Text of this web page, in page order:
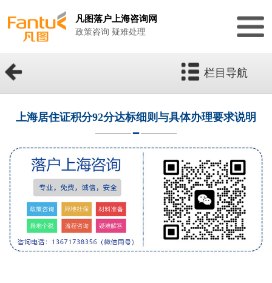
凡图落户上海咨询网
政策咨询 疑难处理
栏目导航
上海居住证积分92分达标细则与具体办理要求说明